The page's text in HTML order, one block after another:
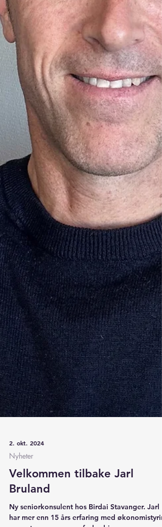
2. okt. 2024